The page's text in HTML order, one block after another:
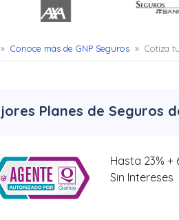
» Conoce más de GNP Seguros » Cotiza
Planes de Seguros
Hasta 23% +
Sin Intereses